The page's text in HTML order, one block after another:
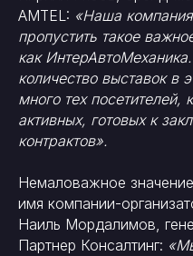
AMTEL: «Наша
пропустить такое
как
количество выставок в
много тех
активных, готовых к
контрактов».
Немаловажное
имя компании-
Наиль Мордалимов,
Партнер Консалтинг: